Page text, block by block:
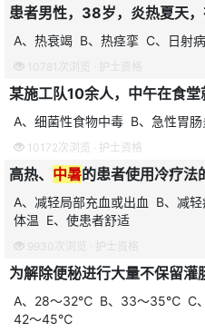
A、热衰竭 B、热痉挛 C、日射
10781次浏览 · 护士资格
A、细菌性食物中毒 B、急性胃
10172次浏览 · 护士资格
高热、 中暑的患者使用冷疗法
A、减轻局部充血或出血 B、减
体温 E、使患者舒适
9930次浏览 · 护士资格
为解除便秘进行大量不保留灌
A、28～32℃ B、33～35℃ C
42～45℃